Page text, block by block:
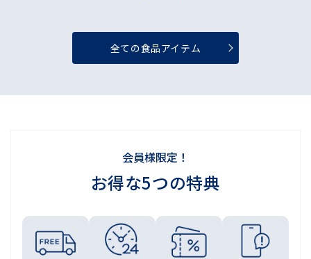
全ての食品アイテム
会員様限定！
お得な5つの特典